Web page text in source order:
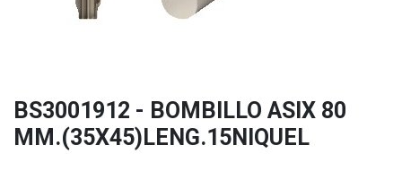
BS3001912 - BOMBILLO ASIX 80
MM.(35X45)LENG.15NIQUEL